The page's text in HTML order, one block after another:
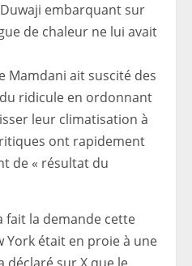
embarquant sur
de chaleur ne lui avait
Mamdani ait suscité des
ridicule en ordonnant
leur climatisation à
ont rapidement
de « résultat du
fait la demande cette
York était en proie à une